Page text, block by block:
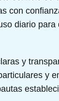
con
diario
y
y